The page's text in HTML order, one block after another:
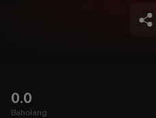
0.0
Baholang